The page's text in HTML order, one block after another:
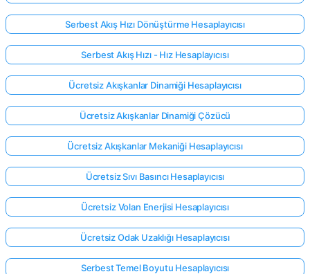
Serbest Akış Hızı Dönüştürme Hesaplayıcısı
Serbest Akış Hızı - Hız Hesaplayıcısı
Ücretsiz Akışkanlar Dinamiği Hesaplayıcısı
Ücretsiz Akışkanlar Dinamiği Çözücü
Ücretsiz Akışkanlar Mekaniği Hesaplayıcısı
Ücretsiz Sıvı Basıncı Hesaplayıcısı
Ücretsiz Volan Enerjisi Hesaplayıcısı
Ücretsiz Odak Uzaklığı Hesaplayıcısı
Serbest Temel Boyutu Hesaplayıcısı